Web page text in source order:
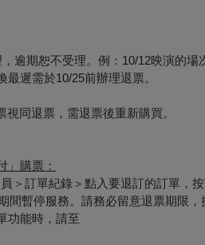
逾期恕不受理。例：10/12映演的場
遲需於10/25前辦理退票。
同退票，需退票後重新購買。
」購票：
＞訂單紀錄＞點入要退訂的訂單，
暫停服務。請務必留意退票期限，
功能時，請至